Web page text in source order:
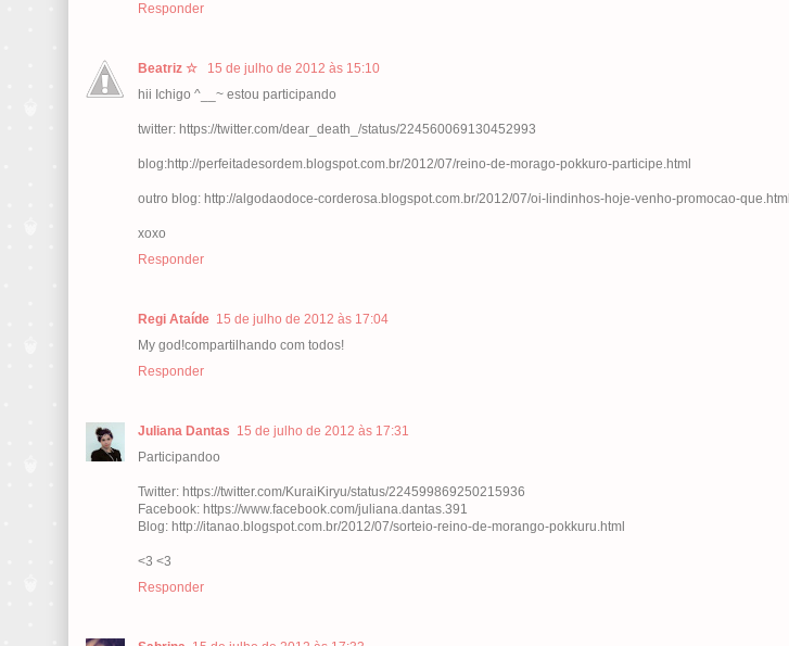
Responder
Beatriz ☆
15 de julho de 2012 às 15:10
hii Ichigo ^__~ estou participando
twitter: https://twitter.com/dear_death_/status/224560069130452993
blog:http://perfeitadesordem.blogspot.com.br/2012/07/reino-de-morago-pokkuro-participe.html
outro blog: http://algodaodoce-corderosa.blogspot.com.br/2012/07/oi-lindinhos-hoje-venho-promocao-que.html
xoxo
Responder
Regi Ataíde 15 de julho de 2012 às 17:04
My god!compartilhando com todos!
Responder
Juliana Dantas 15 de julho de 2012 às 17:31
Participandoo
Twitter: https://twitter.com/KuraiKiryu/status/224599869250215936
Facebook: https://www.facebook.com/juliana.dantas.391
Blog: http://itanao.blogspot.com.br/2012/07/sorteio-reino-de-morango-pokkuru.html
<3 <3
Responder